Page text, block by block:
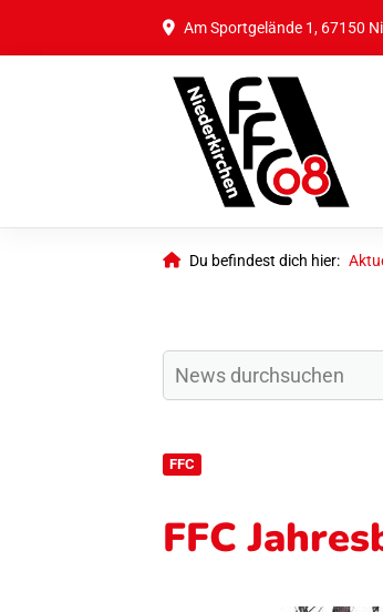
Am Sportgelände 1, 67150
Du befindest dich hier:
FFC
FFC